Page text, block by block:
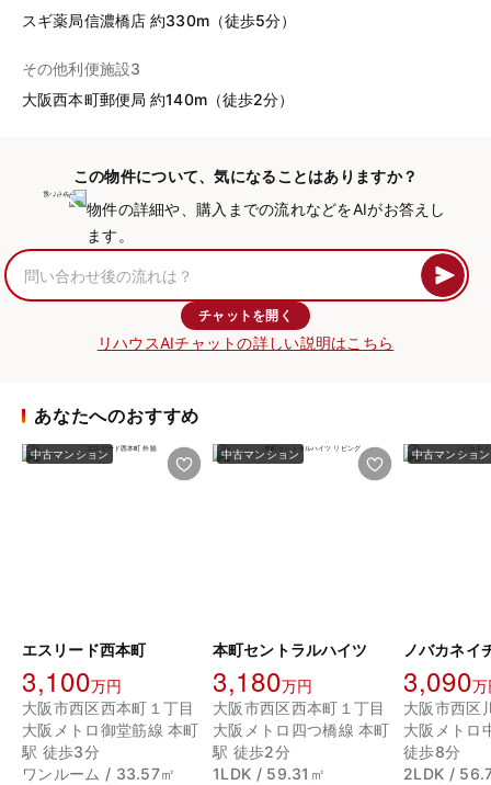
スギ薬局信濃橋店 約330m（徒歩5分）
その他利便施設3
大阪西本町郵便局 約140m（徒歩2分）
この物件について、気になることはありますか？
物件の詳細や、購入までの流れなどをAIがお答えし
ます。
チャットを開く
リハウスAIチャットの詳しい説明はこちら
あなたへのおすすめ
中古マンション
エスリード西本町
3,100万円
大阪市西区西本町１丁目
大阪メトロ御堂筋線 本町
駅 徒歩3分
ワンルーム / 33.57㎡
中古マンション
本町セントラルハイツ
3,180万円
大阪市西区西本町１丁目
大阪メトロ四つ橋線 本町
駅 徒歩2分
1LDK / 59.31㎡
中古マンション
ノバカネイ
3,090万
大阪市西区
大阪メトロ
徒歩8分
2LDK /